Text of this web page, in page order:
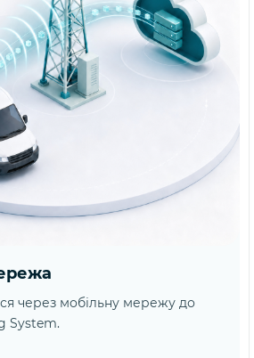
через мобільну мережу до
System.